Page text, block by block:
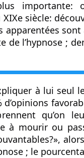
importante:
siècle:
apparentées
de l’hypnose ;
à lui seul
d’opinions
qu’on
à mourir ou
; le